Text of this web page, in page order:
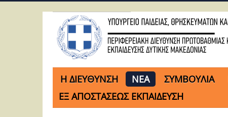
H ΔΙΕΥΘΥΝΣΗ ΝΕΑ ΣΥΜΒΟΥΛΙΑ
ΕΞ ΑΠΟΣΤΑΣΕΩΣ ΕΚΠΑΙΔΕΥΣΗ